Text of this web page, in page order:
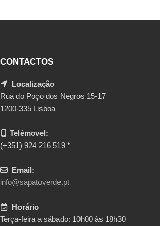
CONTACTOS
Localização
Rua do Poço dos Negros 15-17
1200-335 Lisboa
Telémovel:
(+351) 924 216 519 *
Email:
info@sapatoverde.pt
Horário
Terça-feira a sábado: 10h00 às 18h30